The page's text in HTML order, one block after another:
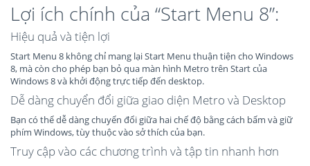
Lợi ích chính của “Start Menu 8”:
Hiệu quả và tiện lợi
Start Menu 8 không chỉ mang lại Start Menu thuận tiện cho Windows
8, mà còn cho phép bạn bỏ qua màn hình Metro trên Start của
Windows 8 và khởi động trực tiếp đến desktop.
Dễ dàng chuyển đổi giữa giao diện Metro và Desktop
Bạn có thể dễ dàng chuyển đổi giữa hai chế độ bằng cách bấm và giữ
phím Windows, tùy thuộc vào sở thích của bạn.
Truy cập vào các chương trình và tập tin nhanh hơn